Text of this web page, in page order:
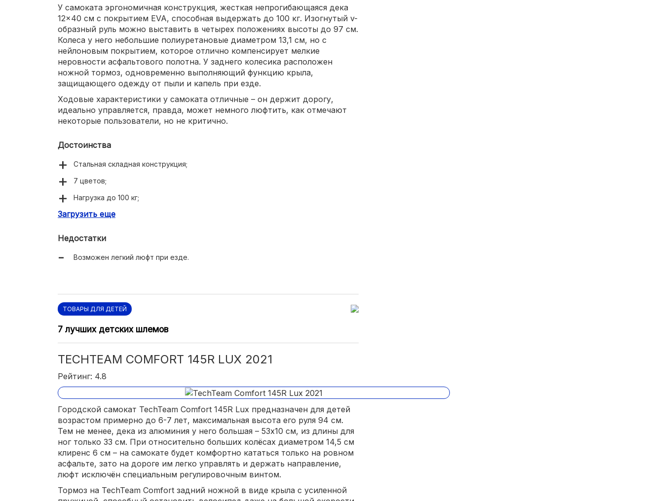
У самоката эргономичная конструкция, жесткая непрогибающаяся дека
12×40 см с покрытием EVA, способная выдержать до 100 кг. Изогнутый v-
образный руль можно выставить в четырех положениях высоты до 97 см.
Колеса у него небольшие полиуретановые диаметром 13,1 см, но с
нейлоновым покрытием, которое отлично компенсирует мелкие
неровности асфальтового полотна. У заднего колесика расположен
ножной тормоз, одновременно выполняющий функцию крыла,
защищающего одежду от пыли и капель при езде.
Ходовые характеристики у самоката отличные – он держит дорогу,
идеально управляется, правда, может немного люфтить, как отмечают
некоторые пользователи, но не критично.
Достоинства
Стальная складная конструкция;
7 цветов;
Нагрузка до 100 кг;
Большая дека с покрытием EVA;
Загрузить еще
Недостатки
Возможен легкий люфт при езде.
ТОВАРЫ ДЛЯ ДЕТЕЙ
7 лучших детских шлемов
TECHTEAM COMFORT 145R LUX 2021
Рейтинг: 4.8
Городской самокат TechTeam Comfort 145R Lux предназначен для детей
возрастом примерно до 6-7 лет, максимальная высота его руля 94 см.
Тем не менее, дека из алюминия у него большая – 53х10 см, из длины для
ног только 33 см. При относительно больших колёсах диаметром 14,5 см
клиренс 6 см – на самокате будет комфортно кататься только на ровном
асфальте, зато на дороге им легко управлять и держать направление,
люфт исключён специальным регулировочным винтом.
Тормоз на TechTeam Comfort задний ножной в виде крыла с усиленной